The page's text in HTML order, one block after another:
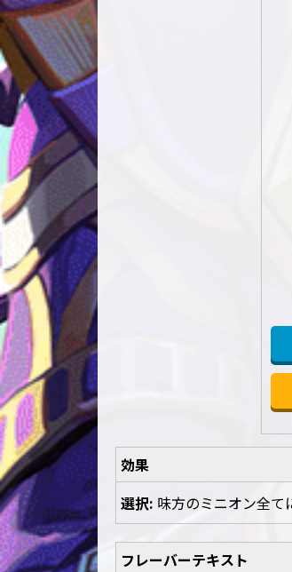
効果
選択: 味方のミニオン全て
フレーバーテキスト